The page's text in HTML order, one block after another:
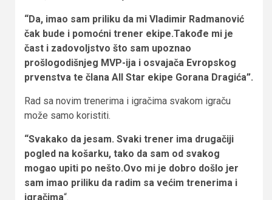
“Da, imao sam priliku da mi Vladimir Radmanović
čak bude i pomoćni trener ekipe.Takođe mi je
čast i zadovoljstvo što sam upoznao
prošlogodišnjeg MVP-ija i osvajača Evropskog
prvenstva te člana All Star ekipe Gorana Dragića”.
Rad sa novim trenerima i igračima svakom igraču
može samo koristiti.
“Svakako da jesam. Svaki trener ima drugačiji
pogled na košarku, tako da sam od svakog
mogao upiti po nešto.Ovo mi je dobro došlo jer
sam imao priliku da radim sa većim trenerima i
igračima“.